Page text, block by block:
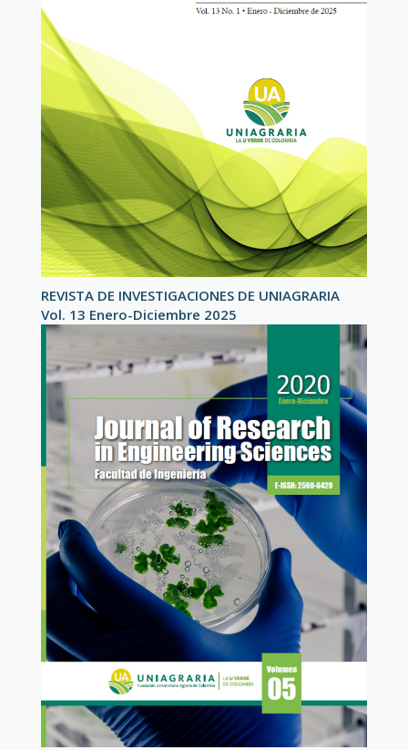
REVISTA DE INVESTIGACIONES DE UNIAGRARIA
Vol. 13 Enero-Diciembre 2025